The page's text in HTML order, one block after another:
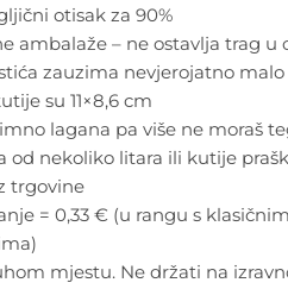
otisak za 90%
ambalaže – ne ostavlja trag u
zauzima nevjerojatno malo
su 11×8,6 cm
lagana pa više ne moraš
od nekoliko litara ili kutije
trgovine
= 0,33 € (u rangu s klasičnim
mjestu. Ne držati na